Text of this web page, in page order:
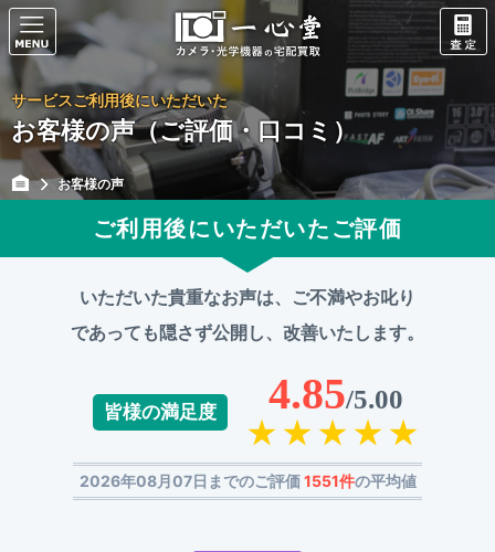
サービスご利用後にいただいた
お客様の声（ご評価・口コミ）
お客様の声
ご利用後にいただいたご評価
いただいた貴重なお声は、ご不満やお叱り
であっても 隠さず公開し、改善いたします。
皆様の満足度 4.85/5.00
2026年08月07日までのご評価1551件の平均値